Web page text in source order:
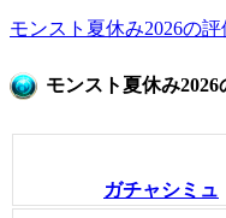
モンスト夏休み2026の
モンスト夏休み2026
ガチャシミュ